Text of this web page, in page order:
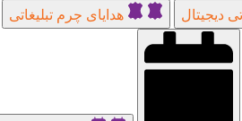
دیجیتال هدایای چرم تبلیغاتی